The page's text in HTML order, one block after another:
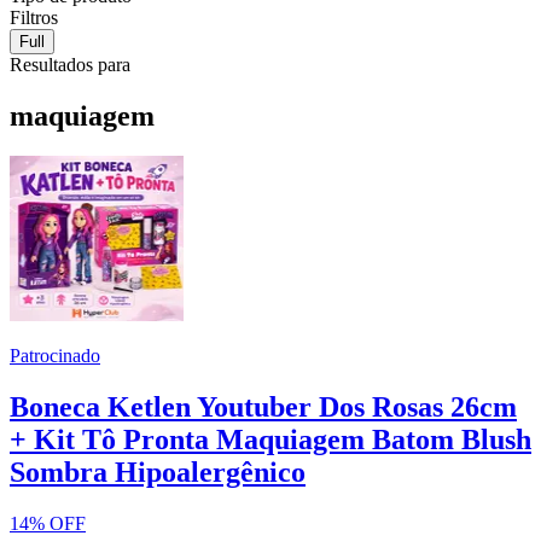
Filtros
Full
Resultados para
maquiagem
Patrocinado
Boneca Ketlen Youtuber Dos Rosas 26cm
+ Kit Tô Pronta Maquiagem Batom Blush
Sombra Hipoalergênico
14% OFF